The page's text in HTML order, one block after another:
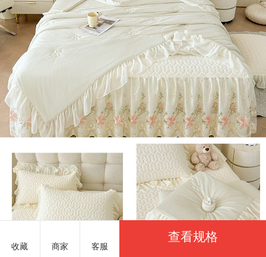
收藏 商家 客服
查看规格